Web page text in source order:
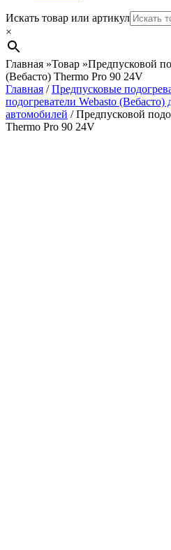
Search
Искать товар или артикул
×
Главная »Товар »Предпусковой
(Вебасто) Thermo Pro 90 24V
Главная /Предпусковые
подогреватели Webasto (Вебасто)
автомобилей / Предпусковой
Thermo Pro 90 24V